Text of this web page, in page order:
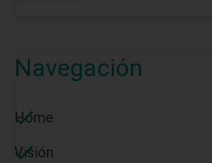
Navegación
Home
Visión